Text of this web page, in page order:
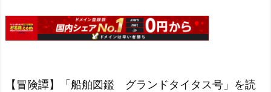
【冒険譚】「船舶図鑑 グランドタイタス号」を読